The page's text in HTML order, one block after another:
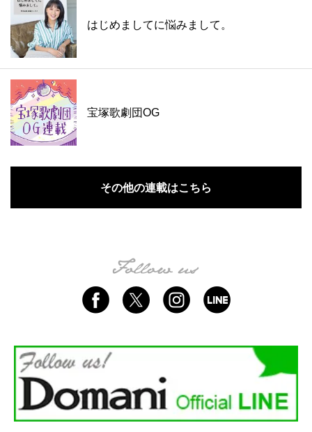
はじめましてに悩みまして。
宝塚歌劇団OG
その他の連載はこちら